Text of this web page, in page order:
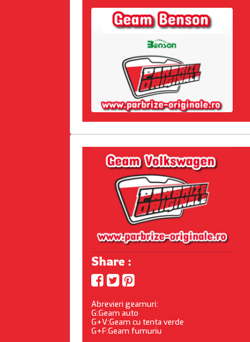
Share :
Abrevieri geamuri:
G:Geam auto
G+V:Geam cu tenta verde
G+F:Geam fumuriu